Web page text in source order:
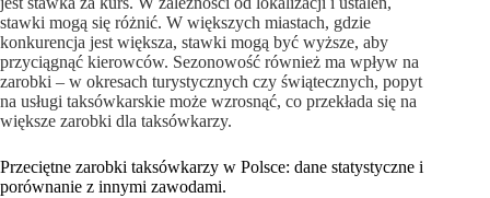
stawki mogą się różnić. W większych miastach, gdzie
konkurencja jest większa, stawki mogą być wyższe, aby
przyciągnąć kierowców. Sezonowość również ma wpływ na
zarobki – w okresach turystycznych czy świątecznych, popyt
na usługi taksówkarskie może wzrosnąć, co przekłada się na
większe zarobki dla taksówkarzy.
Przeciętne zarobki taksówkarzy w Polsce: dane statystyczne i
porównanie z innymi zawodami.